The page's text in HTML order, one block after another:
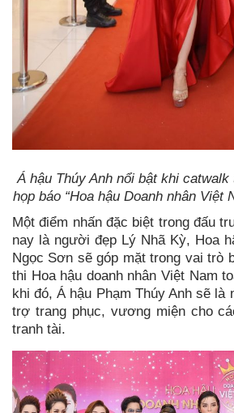
Á hậu Thúy Anh nổi bật khi
họp báo “Hoa hậu Doanh nhân Việt
Một điểm nhấn đặc biệt trong đấu
nay là người đẹp Lý Nhã Kỳ, Hoa
Ngọc Sơn sẽ góp mặt trong vai trò
thi Hoa hậu doanh nhân Việt Nam
khi đó, Á hậu Phạm Thúy Anh sẽ là
trợ trang phục, vương miện cho
tranh tài.